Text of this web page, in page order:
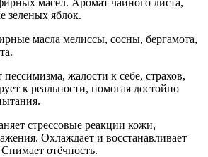
зеленых яблок.
масла мелиссы, сосны, бергамота,
пессимизма, жалости к себе, страхов,
к реальности, помогая достойно
стрессовые реакции кожи,
Охлаждает и восстанавливает
отёчность.